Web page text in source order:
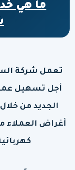
ما هي
تعمل شركة
أجل تسهيل
الجديد من
أغراض العملاء